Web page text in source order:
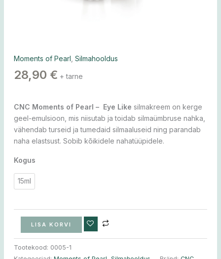
Moments of Pearl Silmahooldus
28,90 € + tarne
CNC Moments of Pearl – Eye Like silmakreem on kerge
geel-emulsioon, mis niisutab ja toidab silmaümbruse nahka,
vähendab turseid ja tumedaid silmaaluseid ning parandab
naha elastsust. Sobib kõikidele nahatüüpidele.
Kogus
15ml
LISA KORVI
Tootekood: 0005-1